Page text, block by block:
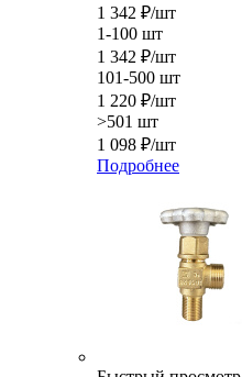
1 342 ₽/шт
1-100 шт
1 342 ₽/шт
101-500 шт
1 220 ₽/шт
>501 шт
1 098 ₽/шт
Подробнее